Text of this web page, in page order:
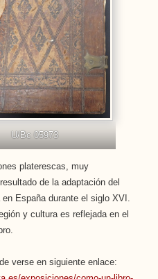
U/Bc 05973
platerescas, muy
de la adaptación del
España durante el siglo XVI.
y cultura es reflejada en el
verse en siguiente enlace: